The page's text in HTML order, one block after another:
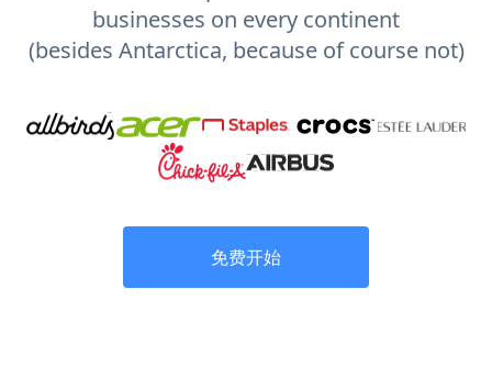
businesses on every continent
(besides Antarctica, because of course not)
免费开始